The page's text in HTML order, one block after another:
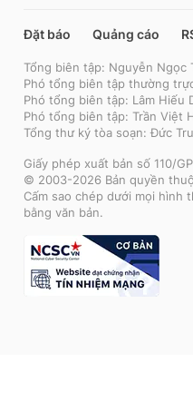
Đặt báo Quảng cáo
Tổng biên tập: Nguyễn Ngọc
Phó tổng biên tập thường
Phó tổng biên tập: Lâm Hiếu
Phó tổng biên tập: Trần Việt
Tổng thư ký tòa soạn: Đức
Giấy phép xuất bản số 110/
© 2003-2026 Bản quyền
Cấm sao chép dưới mọi hình
bằng văn bản.